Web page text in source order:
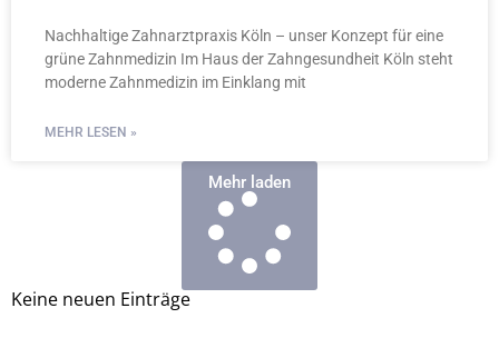
Nachhaltige Zahnarztpraxis Köln – unser Konzept für eine
grüne Zahnmedizin Im Haus der Zahngesundheit Köln steht
moderne Zahnmedizin im Einklang mit
MEHR LESEN »
Mehr laden
Keine neuen Einträge